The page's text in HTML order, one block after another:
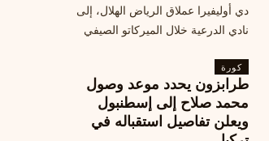
دي أوليفيرا عملاق الرياض الهلال، إلى
نادي الدرعية خلال الميركاتو الصيفي
هذا الانتقال، وسط تقارير تفيد أن الهلال
يرحب بفراقته.
كورة
طرابزون يحدد موعد وصول
محمد صلاح إلى إسطنبول
ويعلن تفاصيل استقباله في